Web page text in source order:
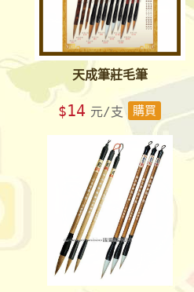
天成筆莊毛筆
$14 元/支 購買